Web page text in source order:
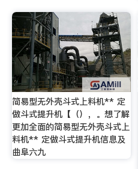
简易型无外壳斗式上料机** 定
做斗式提升机【（），。想了解
更加全面的简易型无外壳斗式上
料机** 定做斗式提升机信息及
曲阜六九